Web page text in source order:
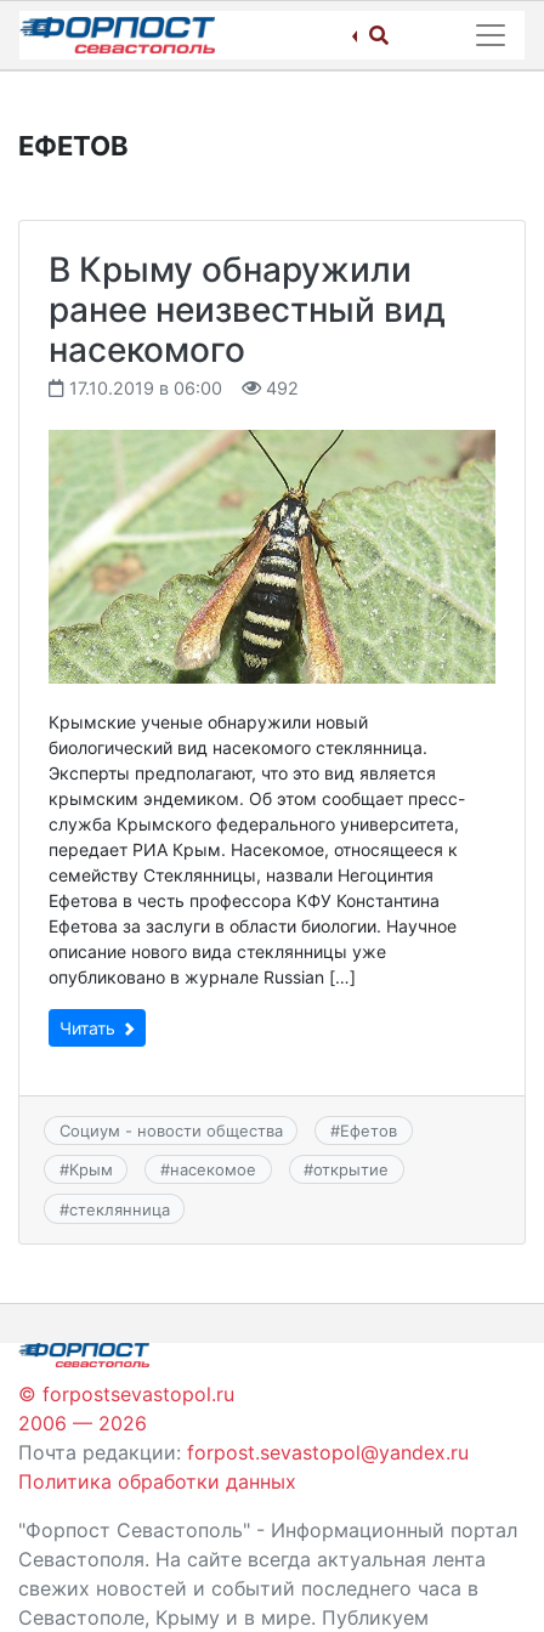
Skip
content
ЕФЕТОВ
В Крыму обнаружили
ранее неизвестный вид
насекомого
17.10.2019 в 06:00 492
Крымские ученые обнаружили новый
биологический вид насекомого стеклянница.
Эксперты предполагают, что это вид является
крымским эндемиком. Об этом сообщает пресс-
служба Крымского федерального университета,
передает РИА Крым. Насекомое, относящееся к
семейству Стеклянницы, назвали Негоцинтия
Ефетова в честь профессора КФУ Константина
Ефетова за заслуги в области биологии. Научное
описание нового вида стеклянницы уже
опубликовано в журнале Russian […]
Читать
Социум - новости общества #Ефетов
#Крым #насекомое #открытие
#стеклянница
© forpostsevastopol.ru
2006 — 2026
Почта редакции: forpost.sevastopol@yandex.ru
Политика обработки данных
"Форпост Севастополь" - Информационный портал
Севастополя. На сайте всегда актуальная лента
свежих новостей и событий последнего часа в
Севастополе, Крыму и в мире. Публикуем